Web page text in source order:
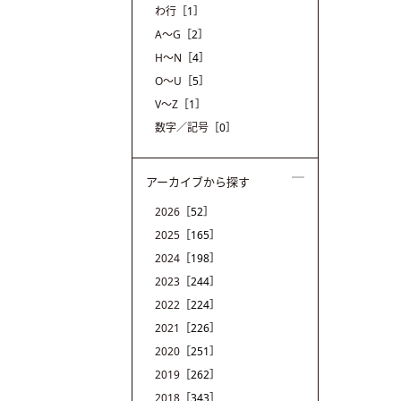
わ行 ［1］
A〜G ［2］
H〜N ［4］
O〜U ［5］
V〜Z ［1］
数字／記号 ［0］
アーカイブから探す
2026 ［52］
2025 ［165］
2024 ［198］
2023 ［244］
2022 ［224］
2021
［226］
2020 ［251］
2019 ［262］
2018 ［343］